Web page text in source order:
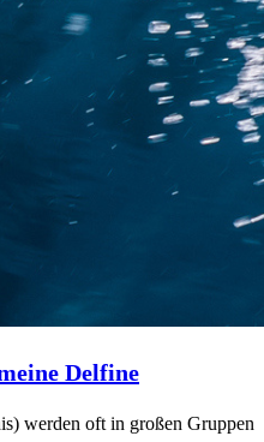
Delfine
werden oft in großen Gruppen